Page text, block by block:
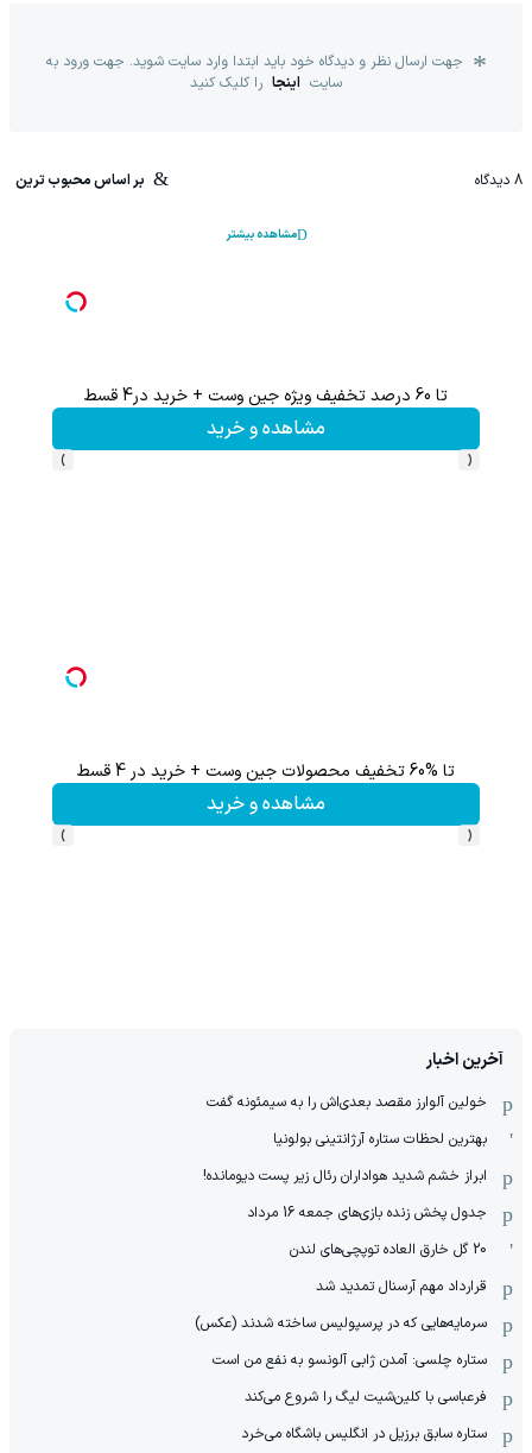
جهت ارسال نظر و دیدگاه خود باید ابتدا وارد سایت شوید. جهت ورود به
سایت اینجا را کلیک کنید
8 دیدگاه بر اساس محبوب ترین
مشاهده بیشتر
تا 60 درصد تخفیف ویژه جین وست + خرید در4 قسط
مشاهده و خرید
‹
›
تا %60 تخفیف محصولات جین وست + خرید در 4 قسط
مشاهده و خرید
‹
›
آخرین اخبار
خولین آلوارز مقصد بعدی‌اش را به سیمئونه گفت
بهترین لحظات ستاره آرژانتینی بولونیا
ابراز خشم شدید هواداران رئال زیر پست دیومانده!
جدول پخش زنده بازی‌های جمعه 16 مرداد
20 گل خارق العاده توپچی‌های لندن
قرارداد مهم آرسنال تمدید شد
سرمایه‌هایی که در پرسپولیس ساخته شدند (عکس)
ستاره چلسی: آمدن ژابی آلونسو به نفع من است
فرعباسی با کلین‌شیت لیگ را شروع می‌کند
ستاره سابق برزیل در انگلیس باشگاه می‌خرد